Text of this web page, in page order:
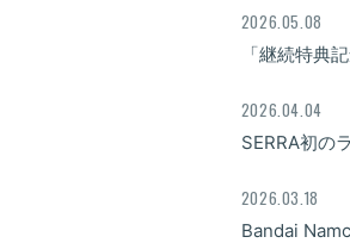
2026.05.08
「継続特典
2026.04.04
SERRA初の
2026.03.18
Bandai